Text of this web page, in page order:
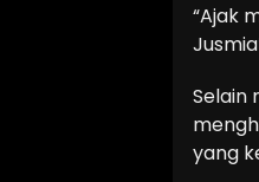
“Ajak
Selain
yang